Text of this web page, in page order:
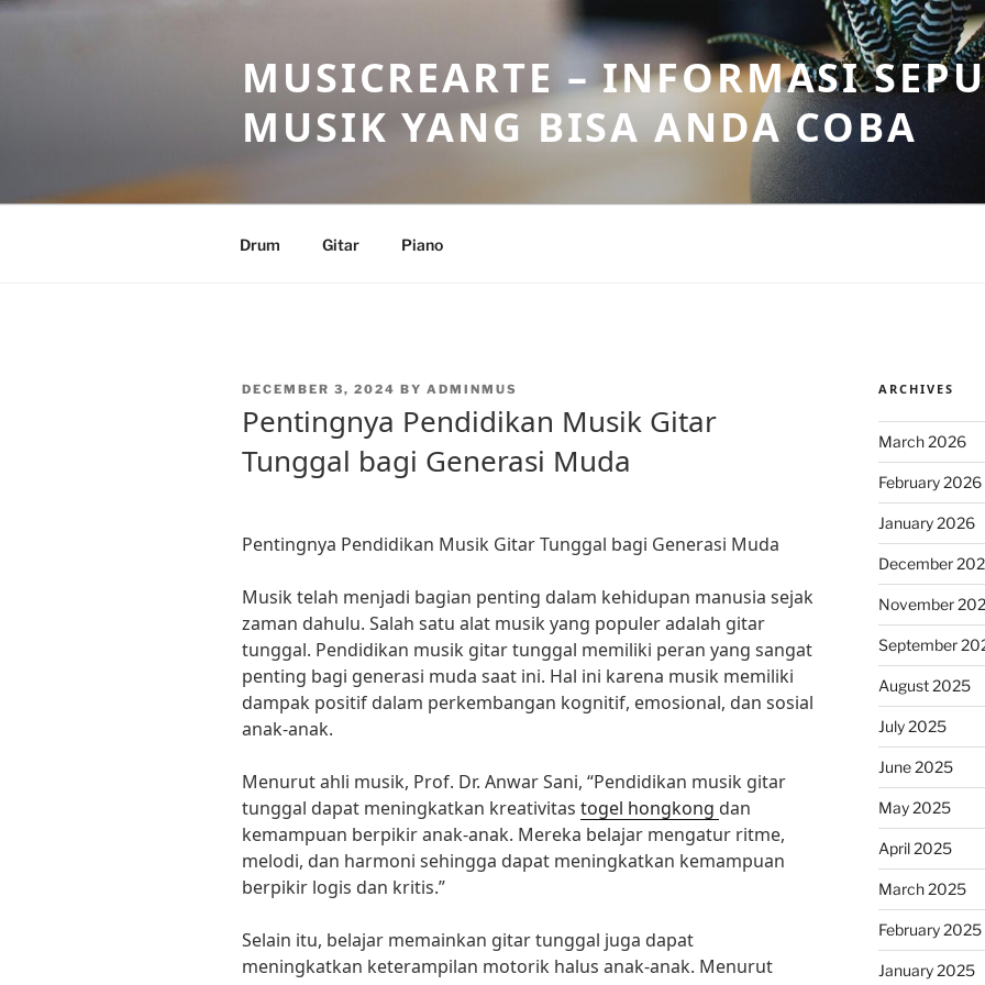
Skip
MUSICREARTE – INFORMASI
MUSIK YANG BISA ANDA COBA
Drum Gitar Piano
POSTED
DECEMBER 3, 2024 BY ADMINMUS
Pentingnya Pendidikan Musik Gitar
Tunggal bagi Generasi Muda
Pentingnya Pendidikan Musik Gitar Tunggal bagi Generasi Muda
Musik telah menjadi bagian penting dalam kehidupan manusia sejak
zaman dahulu. Salah satu alat musik yang populer adalah gitar
tunggal. Pendidikan musik gitar tunggal memiliki peran yang sangat
penting bagi generasi muda saat ini. Hal ini karena musik memiliki
dampak positif dalam perkembangan kognitif, emosional, dan sosial
anak-anak.
Menurut ahli musik, Prof. Dr. Anwar Sani, “Pendidikan musik gitar
tunggal dapat meningkatkan kreativitas togel hongkong dan
kemampuan berpikir anak-anak. Mereka belajar mengatur ritme,
melodi, dan harmoni sehingga dapat meningkatkan kemampuan
berpikir logis dan kritis.”
Selain itu, belajar memainkan gitar tunggal juga dapat
meningkatkan keterampilan motorik halus anak-anak. Menurut
ARCHIVES
March 2026
February 2026
January 2026
December
November
September
August 2025
July 2025
June 2025
May 2025
April 2025
March 2025
February 2025
January 2025